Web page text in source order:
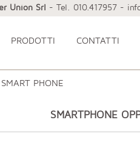
Union Srl - Tel. 010.417957 -
PRODOTTI CONTATTI
PHONE
SMARTPHONE